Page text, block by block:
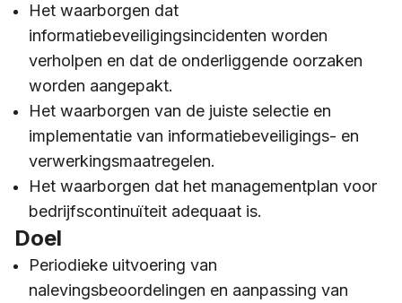
Het waarborgen dat
informatiebeveiligingsincidenten worden
verholpen en dat de onderliggende oorzaken
worden aangepakt.
Het waarborgen van de juiste selectie en
implementatie van informatiebeveiligings- en
verwerkingsmaatregelen.
Het waarborgen dat het managementplan voor
bedrijfscontinuïteit adequaat is.
Doel
Periodieke uitvoering van
nalevingsbeoordelingen en aanpassing van